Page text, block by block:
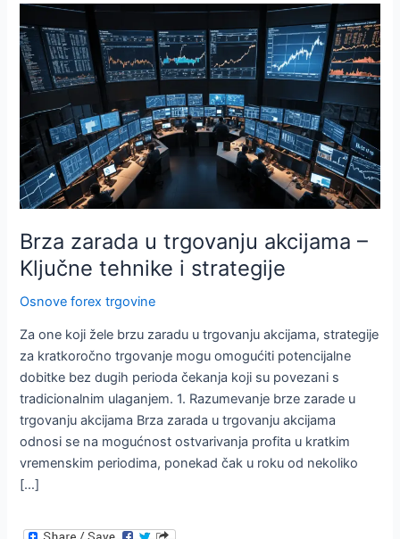
Brza zarada u trgovanju akcijama –
Ključne tehnike i strategije
Osnove forex trgovine
Za one koji žele brzu zaradu u trgovanju akcijama, strategije
za kratkoročno trgovanje mogu omogućiti potencijalne
dobitke bez dugih perioda čekanja koji su povezani s
tradicionalnim ulaganjem. 1. Razumevanje brze zarade u
trgovanju akcijama Brza zarada u trgovanju akcijama
odnosi se na mogućnost ostvarivanja profita u kratkim
vremenskim periodima, ponekad čak u roku od nekoliko
[…]